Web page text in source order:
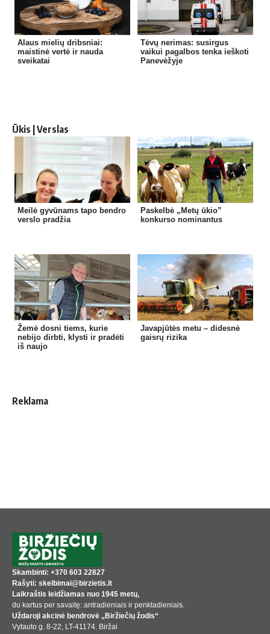
Alaus mielių dribsniai:
maistinė vertė ir nauda
sveikatai
Tėvų nerimas: susirgus
vaikui pagalbos tenka ieškoti
Panevėžyje
Ūkis | Verslas
Meilė gyvūnams tapo bendro
verslo pradžia
Paskelbė „Metų ūkio”
konkurso nominantus
Žemė dosni tiems, kurie
nebijo dirbti, klysti ir pradėti
iš naujo
Javapjūtės metu – didesnė
gaisrų rizika
Reklama
Skambinti: +370 603 22827
Rašyti: skelbimai@birzietis.lt
Laikraštis leidžiamas nuo 1945 metų,
du kartus per savaitę: antradieniais ir penktadieniais.
Uždaroji akcinė bendrovė „Biržiečių žodis“
Vytauto g. 8-22, LT-41174. Biržai